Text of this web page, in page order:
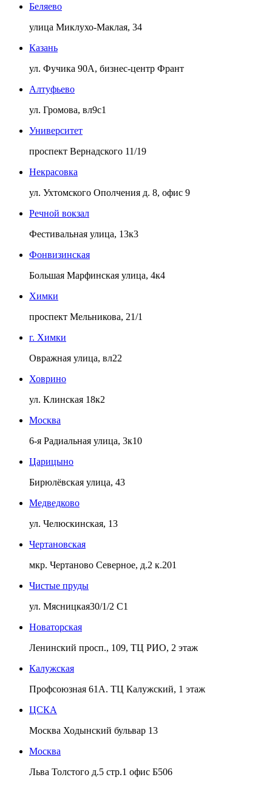
Беляево
улица Миклухо-Маклая, 34
Казань
ул. Фучика 90А, бизнес-центр Франт
Алтуфьево
ул. Громова, вл9с1
Университет
проспект Вернадского 11/19
Некрасовка
ул. Ухтомского Ополчения д. 8, офис 9
Речной вокзал
Фестивальная улица, 13к3
Фонвизинская
Большая Марфинская улица, 4к4
Химки
проспект Мельникова, 21/1
г. Химки
Овражная улица, вл22
Ховрино
ул. Клинская 18к2
Москва
6-я Радиальная улица, 3к10
Царицыно
Бирюлёвская улица, 43
Медведково
ул. Челюскинская, 13
Чертановская
мкр. Чертаново Северное, д.2 к.201
Чистые пруды
ул. Мясницкая30/1/2 С1
Новаторская
Ленинский просп., 109, ТЦ РИО, 2 этаж
Калужская
Профсоюзная 61А. ТЦ Калужский, 1 этаж
ЦСКА
Москва Ходынский бульвар 13
Москва
Льва Толстого д.5 стр.1 офис Б506